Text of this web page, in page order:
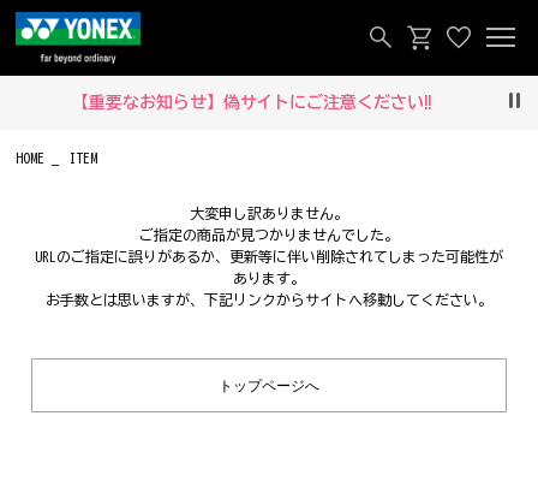
【重要なお知らせ】偽サイトにご注意ください‼
HOME ITEM
大変申し訳ありません。
ご指定の商品が見つかりませんでした。
URLのご指定に誤りがあるか、更新等に伴い削除されてしまった可能性が
あります。
お手数とは思いますが、下記リンクからサイトへ移動してください。
トップページへ